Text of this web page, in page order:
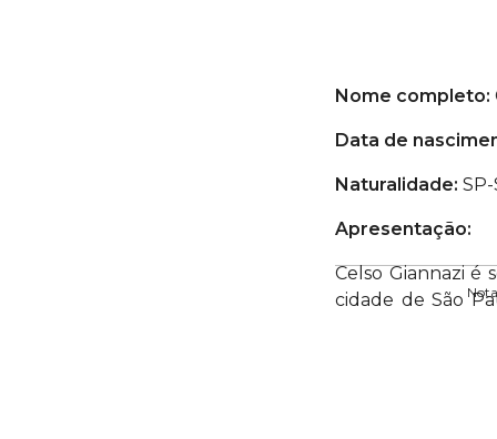
Nome completo:
Data de
Naturalidade:
Apresentação:
Celso Giannazi é
cidade de São
Em 2020,